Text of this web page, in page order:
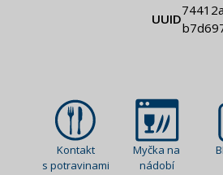
UUID
74412a0f-73b6-4f24-b8db-
Kontakt
s potravinami
Myčka na
nádobí